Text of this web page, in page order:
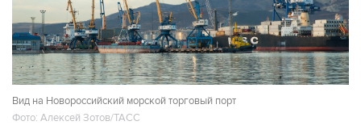
Вид на Новороссийский морской торговый порт
Фото: Алексей Зотов/ТАСС